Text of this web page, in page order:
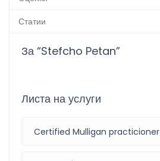
Статии
За “Stefcho Petan”
Листа на услуги
Certified Mulligan practicioner